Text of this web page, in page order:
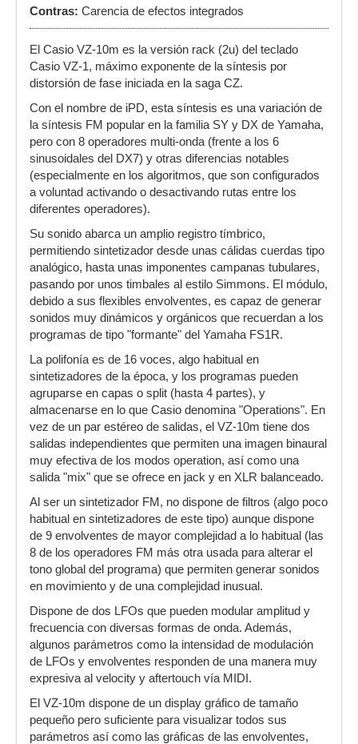
Contras: Carencia de efectos integrados
El Casio VZ-10m es la versión rack (2u) del teclado
Casio VZ-1, máximo exponente de la síntesis por
distorsión de fase iniciada en la saga CZ.
Con el nombre de iPD, esta síntesis es una variación de
la síntesis FM popular en la familia SY y DX de Yamaha,
pero con 8 operadores multi-onda (frente a los 6
sinusoidales del DX7) y otras diferencias notables
(especialmente en los algoritmos, que son configurados
a voluntad activando o desactivando rutas entre los
diferentes operadores).
Su sonido abarca un amplio registro tímbrico,
permitiendo sintetizador desde unas cálidas cuerdas tipo
analógico, hasta unas imponentes campanas tubulares,
pasando por unos timbales al estilo Simmons. El módulo,
debido a sus flexibles envolventes, es capaz de generar
sonidos muy dinámicos y orgánicos que recuerdan a los
programas de tipo "formante" del Yamaha FS1R.
La polifonía es de 16 voces, algo habitual en
sintetizadores de la época, y los programas pueden
agruparse en capas o split (hasta 4 partes), y
almacenarse en lo que Casio denomina "Operations". En
vez de un par estéreo de salidas, el VZ-10m tiene dos
salidas independientes que permiten una imagen binaural
muy efectiva de los modos operation, así como una
salida "mix" que se ofrece en jack y en XLR balanceado.
Al ser un sintetizador FM, no dispone de filtros (algo poco
habitual en sintetizadores de este tipo) aunque dispone
de 9 envolventes de mayor complejidad a lo habitual (las
8 de los operadores FM más otra usada para alterar el
tono global del programa) que permiten generar sonidos
en movimiento y de una complejidad inusual.
Dispone de dos LFOs que pueden modular amplitud y
frecuencia con diversas formas de onda. Además,
algunos parámetros como la intensidad de modulación
de LFOs y envolventes responden de una manera muy
expresiva al velocity y aftertouch vía MIDI.
El VZ-10m dispone de un display gráfico de tamaño
pequeño pero suficiente para visualizar todos sus
parámetros así como las gráficas de las envolventes,